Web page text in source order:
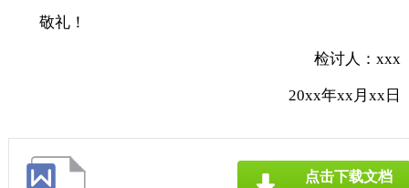
敬礼！
检讨人：xxx
20xx年xx月xx日
点击下载文档